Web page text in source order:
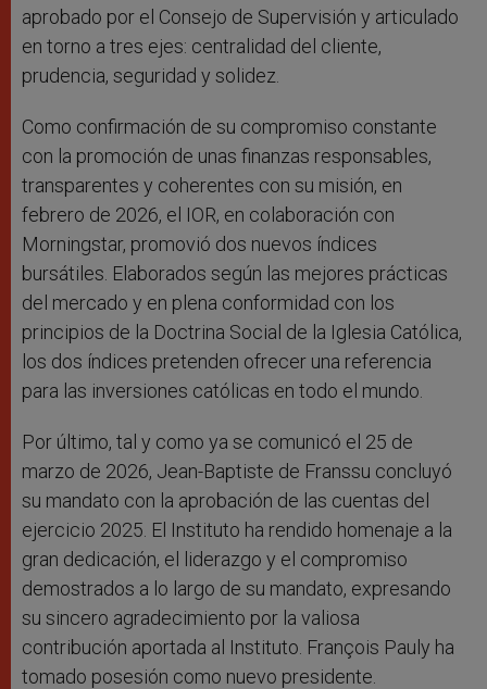
aprobado por el Consejo de Supervisión y articulado
en torno a tres ejes: centralidad del cliente,
prudencia, seguridad y solidez.
Como confirmación de su compromiso constante
con la promoción de unas finanzas responsables,
transparentes y coherentes con su misión, en
febrero de 2026, el IOR, en colaboración con
Morningstar, promovió dos nuevos índices
bursátiles. Elaborados según las mejores prácticas
del mercado y en plena conformidad con los
principios de la Doctrina Social de la Iglesia Católica,
los dos índices pretenden ofrecer una referencia
para las inversiones católicas en todo el mundo.
Por último, tal y como ya se comunicó el 25 de
marzo de 2026, Jean-Baptiste de Franssu concluyó
su mandato con la aprobación de las cuentas del
ejercicio 2025. El Instituto ha rendido homenaje a la
gran dedicación, el liderazgo y el compromiso
demostrados a lo largo de su mandato, expresando
su sincero agradecimiento por la valiosa
contribución aportada al Instituto. François Pauly ha
tomado posesión como nuevo presidente.